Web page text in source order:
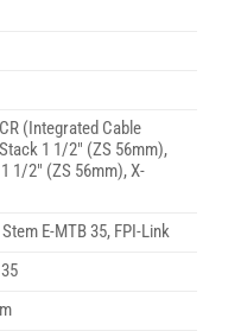
(Integrated Cable
1 1/2″ (ZS 56mm),
1/2″ (ZS 56mm), X-
E-MTB 35, FPI-Link